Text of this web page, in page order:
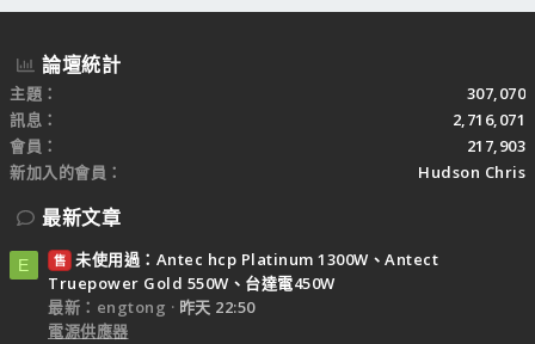
論壇統計
主題
307,070
訊息
2,716,071
會員
217,903
新加入的會員
Hudson Chris
最新文章
E 售 未使用過：Antec hcp Platinum 1300W、Antect
Truepower Gold 550W、台達電450W
最新：engtong
昨天 22:50
電源供應器